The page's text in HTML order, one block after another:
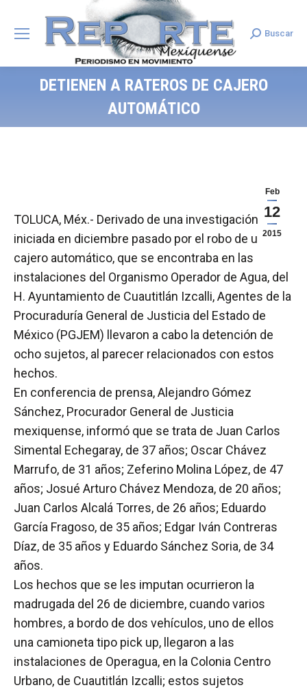
Search:
Buscar
DETIENEN A RATEROS DE CAJERO
AUTOMÁTICO
Feb
12
2015
TOLUCA, Méx.- Derivado de una investigación
iniciada en diciembre pasado por el robo de un
cajero automático, que se encontraba en las
instalaciones del Organismo Operador de Agua, del
H. Ayuntamiento de Cuautitlán Izcalli, Agentes de la
Procuraduría General de Justicia del Estado de
México (PGJEM) llevaron a cabo la detención de
ocho sujetos, al parecer relacionados con estos
hechos.
En conferencia de prensa, Alejandro Gómez
Sánchez, Procurador General de Justicia
mexiquense, informó que se trata de Juan Carlos
Simental Echegaray, de 37 años; Oscar Chávez
Marrufo, de 31 años; Zeferino Molina López, de 47
años; Josué Arturo Chávez Mendoza, de 20 años;
Juan Carlos Alcalá Torres, de 26 años; Eduardo
García Fragoso, de 35 años; Edgar Iván Contreras
Díaz, de 35 años y Eduardo Sánchez Soria, de 34
años.
Los hechos que se les imputan ocurrieron la
madrugada del 26 de diciembre, cuando varios
hombres, a bordo de dos vehículos, uno de ellos
una camioneta tipo pick up, llegaron a las
instalaciones de Operagua, en la Colonia Centro
Urbano, de Cuautitlán Izcalli; estos sujetos